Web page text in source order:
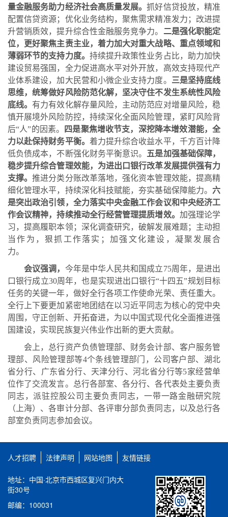
量金融服务助力经济社会高质量发展。抓好信贷投放，精准
配置信贷资源；优化业务结构，聚焦需求精准发力；改进提
升营销质效，提升综合性金融服务竞争力。 二是强化职能定
位，更好聚焦主责主业，着力加大对重大战略、重点领域和
薄弱环节的支持力度。 持续提升政策性业务占比，助力加快
建设贸易强国，全力促进高水平对外开放，高效支持现代产
业体系建设，加大民营和小微企业支持力度。 三是坚持底线
思维，统筹做好风险防范化解，坚决守住不发生系统性风险
底线。 有力有效化解存量风险，主动防范应对增量风险，稳
慎开展境外风险防控，持续深化全面风险管理，紧盯风险背
后“人”的因素。
四是聚焦增收节支，深挖降本增效潜能，全
力以赴保持财务平衡。 着力提升综合收益水平，千方百计降
低负债成本，不断强化财务平衡意识。 五是加强基础保障，
稳步提升综合管理效能，为进出口银行改革发展提供强有力
支撑。推进分类分账改革落地，强化资本管理效能，提高精
细化管理水平，持续深化科技赋能，夯实基础保障能力。 六
是突出政治引领，全力落实中央金融工作会议和中央经济工
作会议精神，持续推动全行经营管理提质增效。 加强理论学
习，提高履职本领；深化调查研究，破解发展难题；主动担
当作为，狠抓工作落实；加强文化建设，凝聚发展合
力。
会议强调， 今年是中华人民共和国成立75周年，是进出
口银行成立30周年，也是实现进出口银行“十四五”规划目标
任务的关键一年，做好全行各项工作使命光荣、责任重大。
全行上下要更加紧密地团结在以习近平同志为核心的党中央
周围，守正创新、开拓奋进，为以中国式现代化全面推进强
国建设，实现民族复兴伟业作出新的更大贡献。
会上，总行资产负债管理部、财务会计部、客户服务管
理部、风险管理部等4个条线管理部门，公司客户部、湖北
省分行、广东省分行、天津分行、河北省分行等5家经营单
位作了交流发言。总行各部室、各分行、各代表处主要负责
同志，派驻控股公司主要负责同志，一带一路金融研究院
（上海）、各审计分部、各评审分部负责同志，以及总行各
部室负责同志参加会议。
人才招聘 法律声明 网站地图 友情链接
地址：中国·北京市西城区复兴门内大
街30号
邮编：100031